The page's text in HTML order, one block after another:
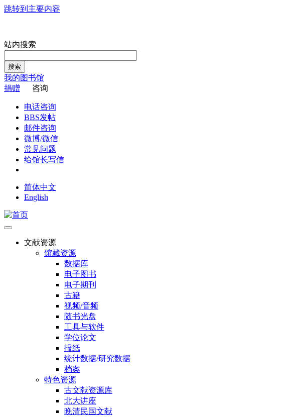
跳转到主要内容
站内搜索
搜索
我的图书馆
捐赠
咨询
电话咨询
BBS发帖
邮件咨询
微博/微信
常见问题
给馆长写信
简体中文
English
文献资源
馆藏资源
数据库
电子图书
电子期刊
古籍
视频/音频
随书光盘
工具与软件
学位论文
报纸
统计数据/研究数据
档案
特色资源
古文献资源库
北大讲座
晚清民国文献